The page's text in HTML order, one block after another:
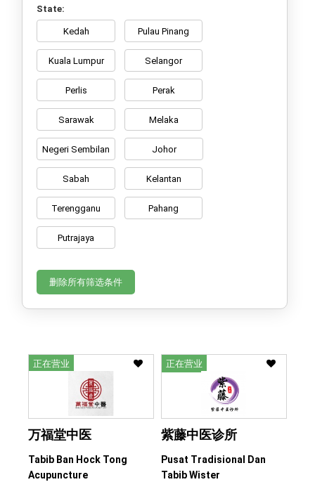
State:
Kedah Pulau Pinang
Kuala Lumpur Selangor
Perlis Perak
Sarawak Melaka
Negeri Sembilan Johor
Sabah Kelantan
Terengganu Pahang
Putrajaya
删除所有筛选条件
正在营业
万福堂中医
Tabib Ban Hock Tong
Acupuncture
正在营业
紫藤中医诊所
Pusat Tradisional Dan
Tabib Wister